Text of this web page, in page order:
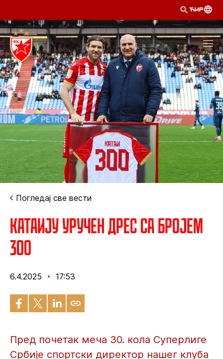
ЋИР
Погледај све вести
Катаију уручен дрес са бројем
300
6.4.2025 17:53
Пред почетак меча 30. кола Суперлиге
Србије спортски директор нашег клуба